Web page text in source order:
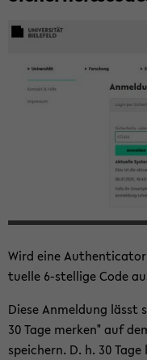
Wird eine
tu­el­le 6-​stellige Code
Diese An­mel­dung lässt
30 Tage mer­ken" auf
spei­chern. D. h. 30